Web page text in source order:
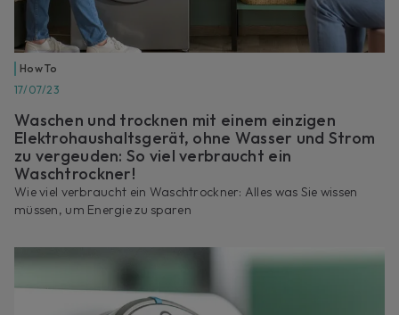
How To
17/07/23
Waschen und trocknen mit einem einzigen
Elektrohaushaltsgerät, ohne Wasser und Strom
zu vergeuden: So viel verbraucht ein
Waschtrockner!
Wie viel verbraucht ein Waschtrockner: Alles was Sie wissen
müssen, um Energie zu sparen